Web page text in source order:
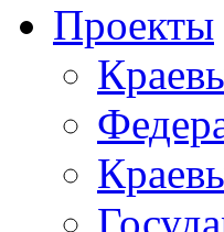
Проекты